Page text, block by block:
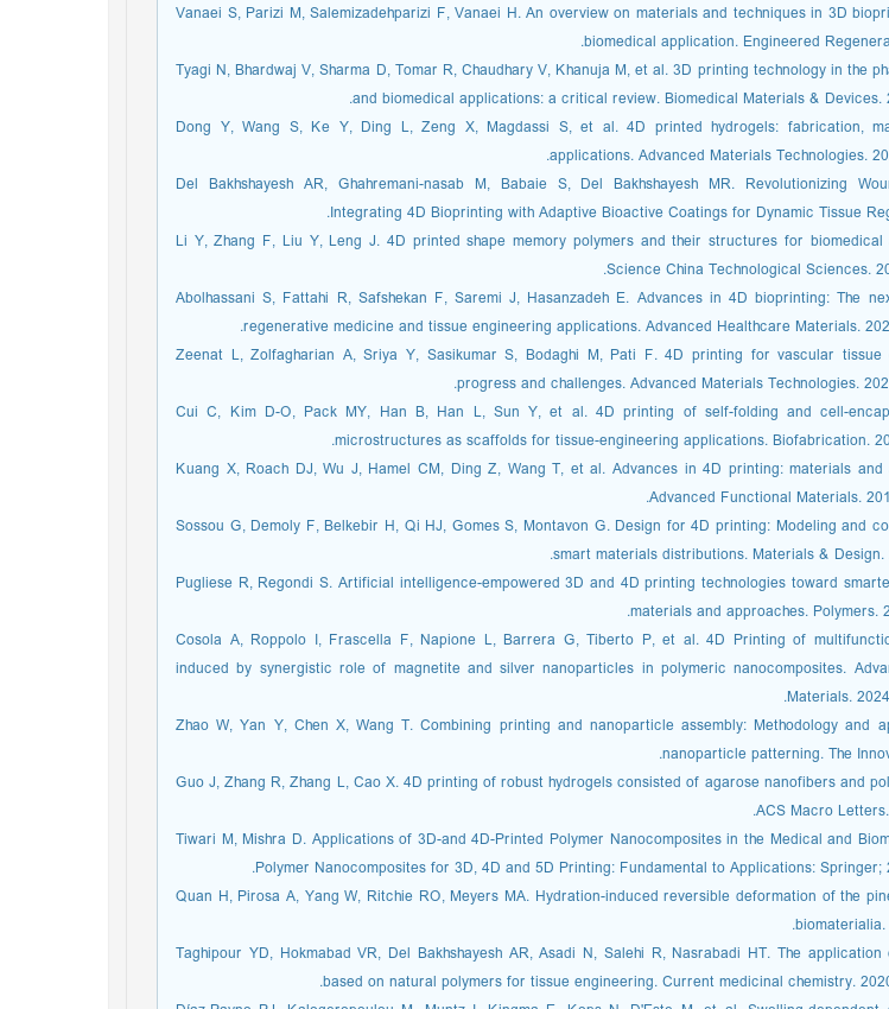
13. Vanaei S, Parizi M, Salemizadehparizi F, Vanaei H. An overview on materials and techniques in 3D
biomedical application. Engineered
14. Tyagi N, Bhardwaj V, Sharma D, Tomar R, Chaudhary V, Khanuja M, et al. 3D printing technology in the
and biomedical applications: a critical review. Biomedical Materials & Devices.
15. Dong Y, Wang S, Ke Y, Ding L, Zeng X, Magdassi S, et al. 4D printed hydrogels: fabrication,
applications. Advanced Materials Technologies.
16. Del Bakhshayesh AR, Ghahremani-nasab M, Babaie S, Del Bakhshayesh MR. Revolutionizing
Integrating 4D Bioprinting with Adaptive Bioactive Coatings for Dynamic Tissue
17. Li Y, Zhang F, Liu Y, Leng J. 4D printed shape memory polymers and their structures for
Science China Technological Sciences.
18. Abolhassani S, Fattahi R, Safshekan F, Saremi J, Hasanzadeh E. Advances in 4D bioprinting: The
regenerative medicine and tissue engineering applications. Advanced Healthcare Materials.
19. Zeenat L, Zolfagharian A, Sriya Y, Sasikumar S, Bodaghi M, Pati F. 4D printing for vascular tissue
progress and challenges. Advanced Materials Technologies.
20. Cui C, Kim D-O, Pack MY, Han B, Han L, Sun Y, et al. 4D printing of self-folding and cell-
microstructures as scaffolds for tissue-engineering applications. Biofabrication.
21. Kuang X, Roach DJ, Wu J, Hamel CM, Ding Z, Wang T, et al. Advances in 4D printing: materials
Advanced Functional Materials.
22. Sossou G, Demoly F, Belkebir H, Qi HJ, Gomes S, Montavon G. Design for 4D printing: Modeling and
smart materials distributions. Materials & Design.
23. Pugliese R, Regondi S. Artificial intelligence-empowered 3D and 4D printing technologies toward
materials and approaches. Polymers.
24. Cosola A, Roppolo I, Frascella F, Napione L, Barrera G, Tiberto P, et al. 4D Printing of
induced by synergistic role of magnetite and silver nanoparticles in polymeric nanocomposites.
Materials.
25. Zhao W, Yan Y, Chen X, Wang T. Combining printing and nanoparticle assembly: Methodology and
nanoparticle patterning. The
26. Guo J, Zhang R, Zhang L, Cao X. 4D printing of robust hydrogels consisted of agarose nanofibers and
ACS Macro
27. Tiwari M, Mishra D. Applications of 3D-and 4D-Printed Polymer Nanocomposites in the Medical and
Polymer Nanocomposites for 3D, 4D and 5D Printing: Fundamental to Applications: Springer;
28. Quan H, Pirosa A, Yang W, Ritchie RO, Meyers MA. Hydration-induced reversible deformation of the
biomaterialia.
29. Taghipour YD, Hokmabad VR, Del Bakhshayesh AR, Asadi N, Salehi R, Nasrabadi HT. The
based on natural polymers for tissue engineering. Current medicinal chemistry.